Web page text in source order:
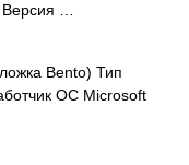
…
Bento) Тип
ОС Microsoft